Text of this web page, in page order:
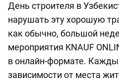
День строителя в
нарушать эту хорошую
как обычно, большой
мероприятия KNAUF
в онлайн-формате.
зависимости от места